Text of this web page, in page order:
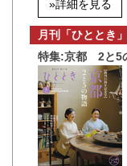
»詳細を見る
月刊「ひととき」
特集:京都 2と5